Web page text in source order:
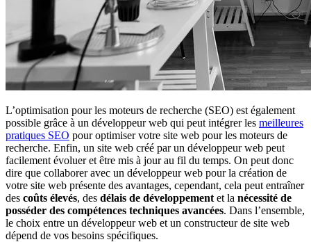
L’optimisation pour les moteurs de recherche (SEO) est également
possible grâce à un développeur web qui peut intégrer les meilleures
pratiques SEO pour optimiser votre site web pour les moteurs de
recherche. Enfin, un site web créé par un développeur web peut
facilement évoluer et être mis à jour au fil du temps. On peut donc
dire que collaborer avec un développeur web pour la création de
votre site web présente des avantages, cependant, cela peut entraîner
des coûts élevés, des délais de développement et la nécessité de
posséder des compétences techniques avancées. Dans l’ensemble,
le choix entre un développeur web et un constructeur de site web
dépend de vos besoins spécifiques.